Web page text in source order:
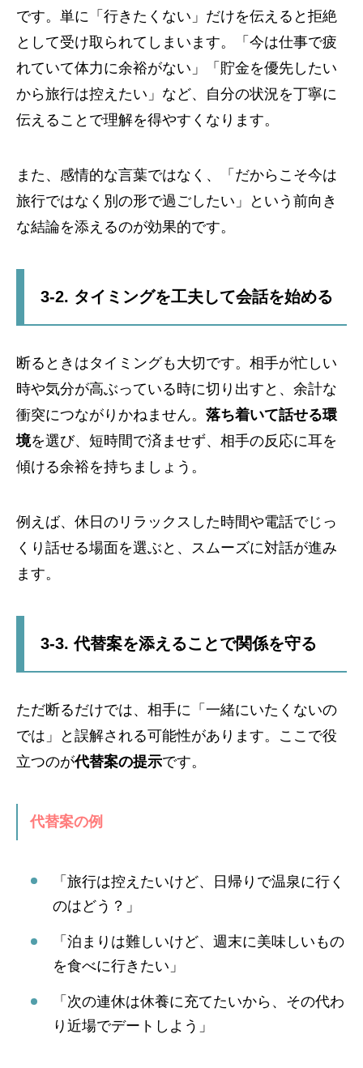
です。単に「行きたくない」だけを伝えると拒絶
として受け取られてしまいます。「今は仕事で疲
れていて体力に余裕がない」「貯金を優先したい
から旅行は控えたい」など、自分の状況を丁寧に
伝えることで理解を得やすくなります。
また、感情的な言葉ではなく、「だからこそ今は
旅行ではなく別の形で過ごしたい」という前向き
な結論を添えるのが効果的です。
3-2. タイミングを工夫して会話を始める
断るときはタイミングも大切です。相手が忙しい
時や気分が高ぶっている時に切り出すと、余計な
衝突につながりかねません。 落ち着いて話せる環
境を選び、短時間で済ませず、相手の反応に耳を
傾ける余裕を持ちましょう。
例えば、休日のリラックスした時間や電話でじっ
くり話せる場面を選ぶと、スムーズに対話が進み
ます。
3-3. 代替案を添えることで関係を守る
ただ断るだけでは、相手に「一緒にいたくないの
では」と誤解される可能性があります。ここで役
立つのが代替案の提示です。
代替案の例
「旅行は控えたいけど、日帰りで温泉に行く
のはどう？」
「泊まりは難しいけど、週末に美味しいもの
を食べに行きたい」
「次の連休は休養に充てたいから、その代わ
り近場でデートしよう」